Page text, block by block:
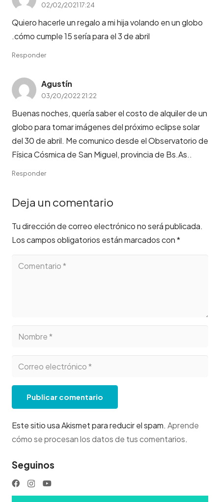
02/02/2021 17:24
Quiero hacerle un regalo a mi hija volando en un globo
.cómo cumple 15 sería para el 3 de abril
Responder
Agustín
03/20/2022 21:22
Buenas noches, quería saber el costo de alquiler de un
globo para tomar imágenes del próximo eclipse solar
del 30 de abril. Me comunico desde el Observatorio de
Física Cósmica de San Miguel, provincia de Bs.As..
Responder
Deja un comentario
Tu dirección de correo electrónico no será publicada.
Los campos obligatorios están marcados con*
Publicar comentario
Este sitio usa Akismet para reducir el spam. Aprende
cómo se procesan los datos de tus comentarios.
Seguinos